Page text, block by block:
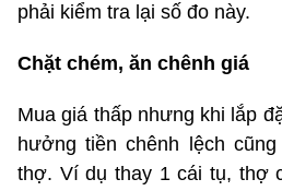
phải kiểm tra lại số đo này.
Chặt chém, ăn chênh giá
Mua giá thấp nhưng khi lắp
hưởng tiền chênh lệch
thợ. Ví dụ thay 1 cái tụ, thợ